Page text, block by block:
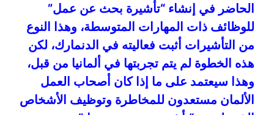
الحاضر في إنشاء “تأشيرة بحث عن عمل”
للوظائف ذات المهارات المتوسطة، وهذا النوع
من التأشيرات أثبت فعاليته في الدنمارك، لكن
هذه الخطوة لم يتم تجربتها في ألمانيا من قبل،
وهذا سيعتمد على ما إذا كان أصحاب العمل
الألمان مستعدون للمخاطرة وتوظيف الأشخاص